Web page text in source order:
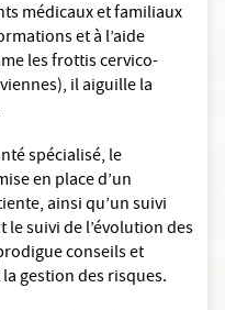
médicaux et familiaux
et à l’aide
les frottis cervico-
il aiguille la
spécialisé, le
en place d’un
ainsi qu’un suivi
suivi de l’évolution des
conseils et
gestion des risques.